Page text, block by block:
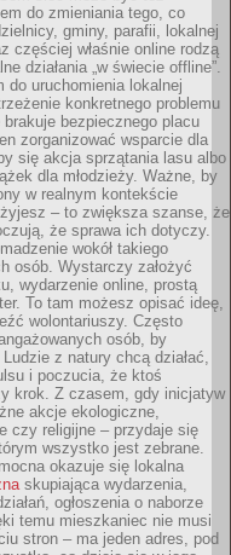
do zmieniania tego, co
gminy, parafii, lokalnej
częściej właśnie online rodzą
działania „w świecie offline”.
do uruchomienia lokalnej
konkretnego problemu
brakuje bezpiecznego placu
zorganizować wsparcie dla
się akcja sprzątania lasu albo
dla młodzieży. Ważne, by
w realnym kontekście
– to zwiększa szanse, że
że sprawa ich dotyczy.
wokół takiego
osób. Wystarczy założyć
wydarzenie online, prostą
To tam możesz opisać ideę,
wolontariuszy. Często
osób, by
z natury chcą działać,
i poczucia, że ktoś
krok. Z czasem, gdy inicjatyw
akcje ekologiczne,
czy religijne – przydaje się
wszystko jest zebrane.
okazuje się lokalna
skupiająca wydarzenia,
ogłoszenia o naborze
temu mieszkaniec nie musi
stron – ma jeden adres, pod